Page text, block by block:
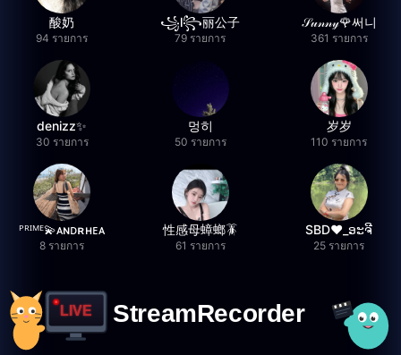
酸奶
94 รายการ
꧁l꧂丽公子
79 รายการ
𝒮𝓊𝓃𝓃𝓎🌹써니
361 รายการ
denizz✨
30 รายการ
멍히
50 รายการ
岁岁
110 รายการ
ᴾᴿᴵᴹᴱ💫ᴀɴᴅʀʜᴇᴀ
8 รายการ
性感母蟑螂🪳
61 รายการ
SBD❤️_ອະຈີ
25 รายการ